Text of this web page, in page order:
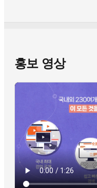
홍보 영상